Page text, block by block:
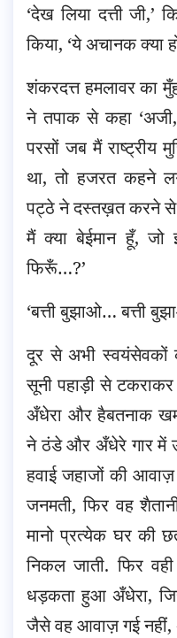
‘देख लिया दत्ती जी,’
किया, ‘ये अचानक क्या
शंकरदत्त हमलावर का
ने तपाक से कहा
परसों जब मैं राष्ट्रीय
था, तो हजरत कहने
पट्ठे ने दस्तख़त करने से
मैं क्या बेईमान हूँ, जो
फिरूँ…?’
‘बत्ती बुझाओ… बत्ती
दूर से अभी स्वयंसेवकों
सूनी पहाड़ी से टकराकर
अँधेरा और हैबतनाक
ने ठंडे और अँधेरे गार में
हवाई जहाजों की
जनमती, फिर वह
मानो प्रत्येक घर की
निकल जाती. फिर
धड़कता हुआ अँधेरा,
जैसे वह आवाज़ गई नहीं,